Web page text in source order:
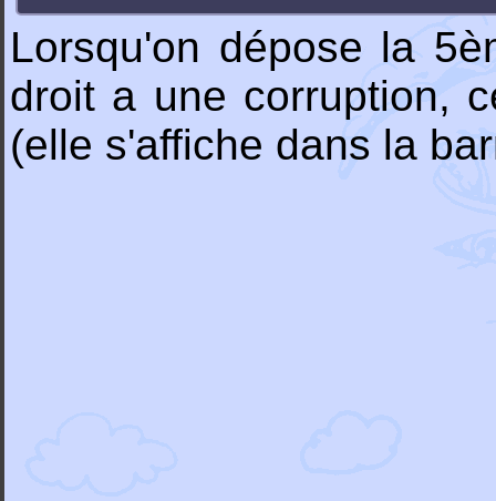
Lorsqu'on dépose la
droit a une corruption,
(elle s'affiche dans la